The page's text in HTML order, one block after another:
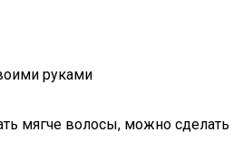
руками
мягче волосы, можно сделать